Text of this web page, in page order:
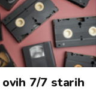
7/7 starih